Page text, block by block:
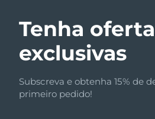
Tenha
exclusivas
Subscreva e obtenha 15% de
primeiro pedido!